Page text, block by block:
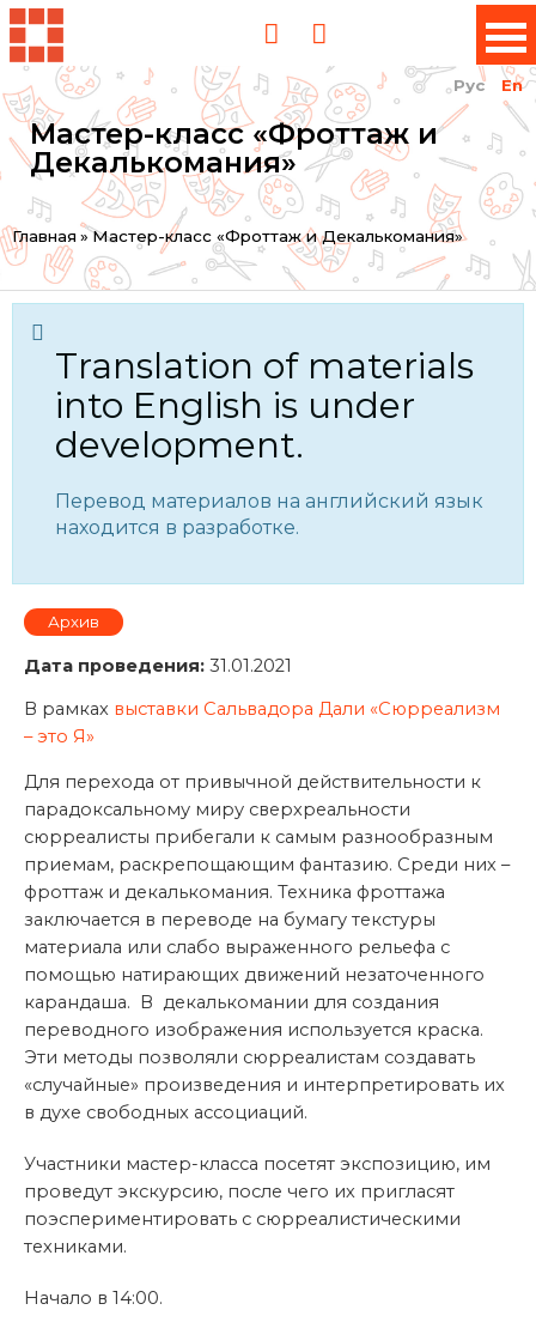
Рус En
Мастер-класс «Фроттаж и
Декалькомания»
You
are
here
Главная »Мастер-класс «Фроттаж и Декалькомания»
Translation of materials
into English is under
development.
Перевод материалов на английский язык
находится в разработке.
Архив
Дата проведения: 31.01.2021
В рамках выставки Сальвадора Дали «Сюрреализм
– это Я»
Для перехода от привычной действительности к
парадоксальному миру сверхреальности
сюрреалисты прибегали к самым разнообразным
приемам, раскрепощающим фантазию. Среди них –
фроттаж и декалькомания. Техника фроттажа
заключается в переводе на бумагу текстуры
материала или слабо выраженного рельефа с
помощью натирающих движений незаточенного
карандаша. В декалькомании для создания
переводного изображения используется краска.
Эти методы позволяли сюрреалистам создавать
«случайные» произведения и интерпретировать их
в духе свободных ассоциаций.
Участники мастер-класса посетят экспозицию, им
проведут экскурсию, после чего их пригласят
поэспериментировать с сюрреалистическими
техниками.
Начало в 14:00.